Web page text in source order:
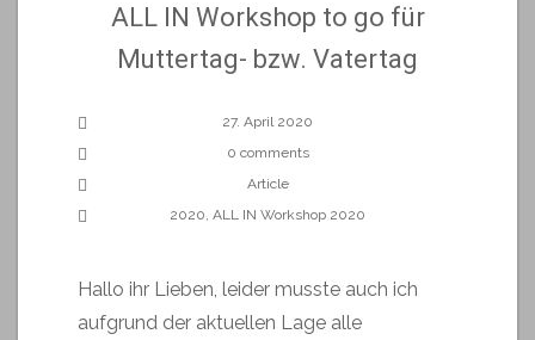
ALL IN Workshop to go für
Muttertag- bzw. Vatertag
27. April 2020
0 comments
Article
2020, ALL IN Workshop 2020
Hallo ihr Lieben, leider musste auch ich
aufgrund der aktuellen Lage alle